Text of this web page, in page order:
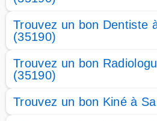
Trouvez un bon Dentiste
(35190)
Trouvez un bon
(35190)
Trouvez un bon Kiné à